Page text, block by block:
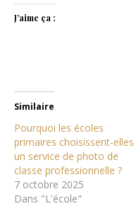
J’aime ça :
Similaire
Pourquoi les écoles
primaires choisissent-elles
un service de photo de
classe professionnelle ?
7 octobre 2025
Dans "L'école"